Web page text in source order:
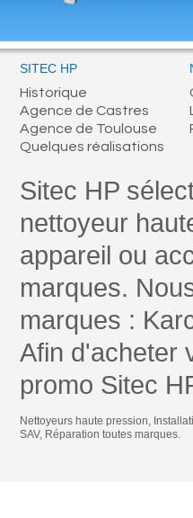
SITEC HP
Historique
Agence de Castres
Agence de Toulouse
Quelques réalisations
Sitec HP
nettoyeur
appareil ou
marques.
marques :
Afin d'acheter
promo Sitec
Nettoyeurs haute pression,
SAV, Réparation toutes marques.